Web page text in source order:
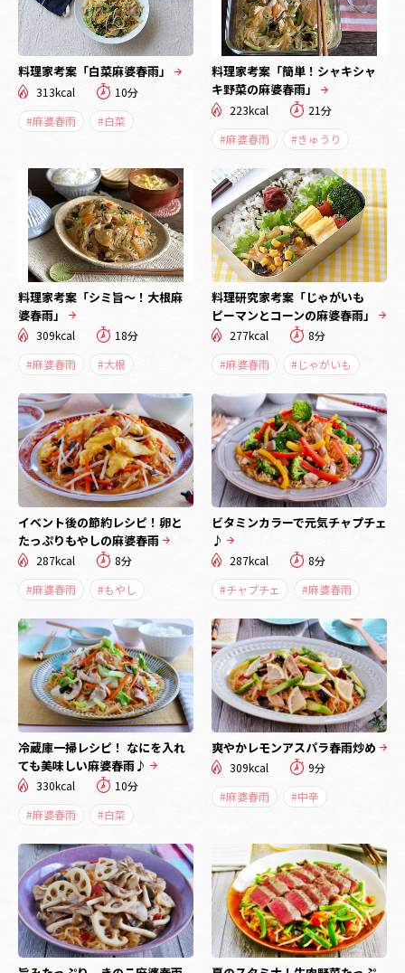
料理家考案「白菜麻婆春雨」
313kcal
10分
#麻婆春雨
#白菜
料理家考案「簡単！シャキシャ
キ野菜の麻婆春雨」
223kcal
21分
#麻婆春雨
#きゅうり
料理家考案「シミ旨～！大根麻
婆春雨」
309kcal
18分
#麻婆春雨
#大根
料理研究家考案「じゃがいも
ピーマンとコーンの麻婆春雨」
277kcal
8分
#麻婆春雨
#じゃがいも
イベント後の節約レシピ！卵と
たっぷりもやしの麻婆春雨
287kcal
8分
#麻婆春雨
#もやし
ビタミンカラーで元気チャプチェ
♪
287kcal
8分
#チャプチェ
#麻婆春雨
冷蔵庫一掃レシピ！ なにを入れ
ても美味しい麻婆春雨♪
330kcal
10分
#麻婆春雨
#白菜
爽やかレモンアスパラ春雨炒め
309kcal
9分
#麻婆春雨
#中辛